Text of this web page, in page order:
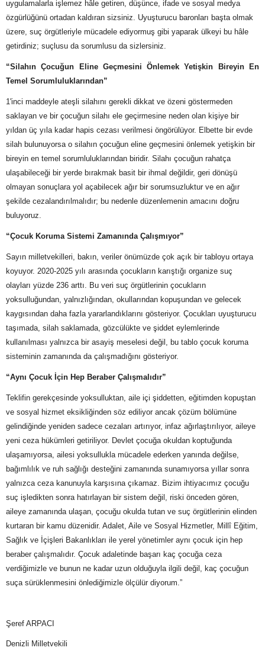
uygulamalarla işlemez hâle getiren, düşünce, ifade ve sosyal medya
özgürlüğünü ortadan kaldıran sizsiniz. Uyuşturucu baronları başta olmak
üzere, suç örgütleriyle mücadele ediyormuş gibi yaparak ülkeyi bu hâle
getirdiniz; suçlusu da sorumlusu da sizlersiniz.
“Silahın Çocuğun Eline Geçmesini Önlemek Yetişkin Bireyin En
Temel Sorumluluklarından”
1'inci maddeyle ateşli silahını gerekli dikkat ve özeni göstermeden
saklayan ve bir çocuğun silahı ele geçirmesine neden olan kişiye bir
yıldan üç yıla kadar hapis cezası verilmesi öngörülüyor. Elbette bir evde
silah bulunuyorsa o silahın çocuğun eline geçmesini önlemek yetişkin bir
bireyin en temel sorumluluklarından biridir. Silahı çocuğun rahatça
ulaşabileceği bir yerde bırakmak basit bir ihmal değildir, geri dönüşü
olmayan sonuçlara yol açabilecek ağır bir sorumsuzluktur ve en ağır
şekilde cezalandırılmalıdır; bu nedenle düzenlemenin amacını doğru
buluyoruz.
“Çocuk Koruma Sistemi Zamanında Çalışmıyor”
Sayın milletvekilleri, bakın, veriler önümüzde çok açık bir tabloyu ortaya
koyuyor. 2020-2025 yılı arasında çocukların karıştığı organize suç
olayları yüzde 236 arttı. Bu veri suç örgütlerinin çocukların
yoksulluğundan, yalnızlığından, okullarından kopuşundan ve gelecek
kaygısından daha fazla yararlandıklarını gösteriyor. Çocukları uyuşturucu
taşımada, silah saklamada, gözcülükte ve şiddet eylemlerinde
kullanılması yalnızca bir asayiş meselesi değil, bu tablo çocuk koruma
sisteminin zamanında da çalışmadığını gösteriyor.
“Aynı Çocuk İçin Hep Beraber Çalışmalıdır”
Teklifin gerekçesinde yoksulluktan, aile içi şiddetten, eğitimden kopuştan
ve sosyal hizmet eksikliğinden söz ediliyor ancak çözüm bölümüne
gelindiğinde yeniden sadece cezaları artırıyor, infaz ağırlaştırılıyor, aileye
yeni ceza hükümleri getiriliyor. Devlet çocuğa okuldan koptuğunda
ulaşamıyorsa, ailesi yoksullukla mücadele ederken yanında değilse,
bağımlılık ve ruh sağlığı desteğini zamanında sunamıyorsa yıllar sonra
yalnızca ceza kanunuyla karşısına çıkamaz. Bizim ihtiyacımız çocuğu
suç işledikten sonra hatırlayan bir sistem değil, riski önceden gören,
aileye zamanında ulaşan, çocuğu okulda tutan ve suç örgütlerinin elinden
kurtaran bir kamu düzenidir. Adalet, Aile ve Sosyal Hizmetler, Millî Eğitim,
Sağlık ve İçişleri Bakanlıkları ile yerel yönetimler aynı çocuk için hep
beraber çalışmalıdır. Çocuk adaletinde başarı kaç çocuğa ceza
verdiğimizle ve bunun ne kadar uzun olduğuyla ilgili değil, kaç çocuğun
suça sürüklenmesini önlediğimizle ölçülür diyorum.”
Şeref ARPACI
Denizli Milletvekili